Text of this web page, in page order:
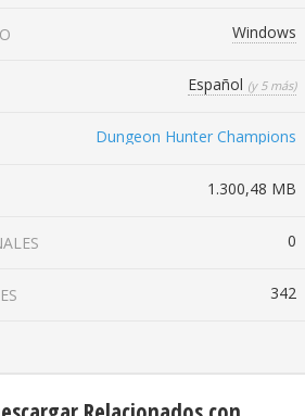
Windows
Español (y 5 más)
Dungeon Hunter Champions
1.300,48 MB
0
342